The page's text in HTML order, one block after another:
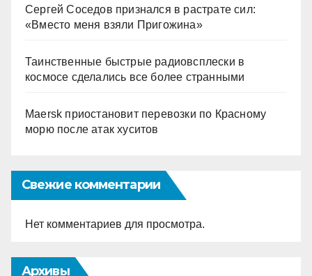
Сергей Соседов признался в растрате сил:
«Вместо меня взяли Пригожина»
Таинственные быстрые радиовсплески в
космосе сделались все более странными
Maersk приостановит перевозки по Красному
морю после атак хуситов
Свежие комментарии
Нет комментариев для просмотра.
Архивы